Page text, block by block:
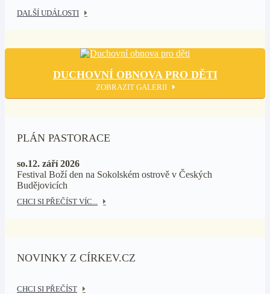
DALŠÍ UDÁLOSTI
DUCHOVNÍ OBNOVA PRO DĚTI
ZOBRAZIT GALERII
PLÁN PASTORACE
so.12. září 2026
Festival Boží den na Sokolském ostrově v Českých
Budějovicích
CHCI SI PŘEČÍST VÍC...
NOVINKY Z CÍRKEV.CZ
CHCI SI PŘEČÍST